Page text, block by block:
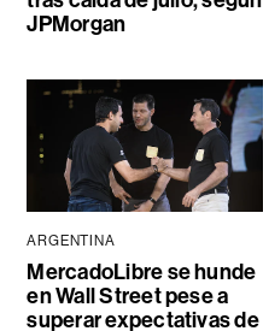
JPMorgan
ARGENTINA
MercadoLibre se hunde
en Wall Street pese a
superar expectativas de